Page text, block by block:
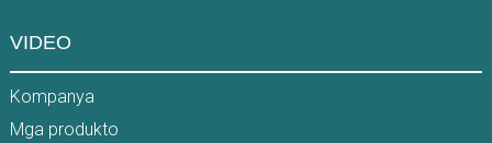
VIDEO
Kompanya
Mga produkto